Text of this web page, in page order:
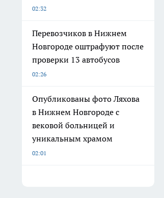
02:32
Перевозчиков в Нижнем
Новгороде оштрафуют после
проверки 13 автобусов
02:26
Опубликованы фото Ляхова
в Нижнем Новгороде с
вековой больницей и
уникальным храмом
02:01